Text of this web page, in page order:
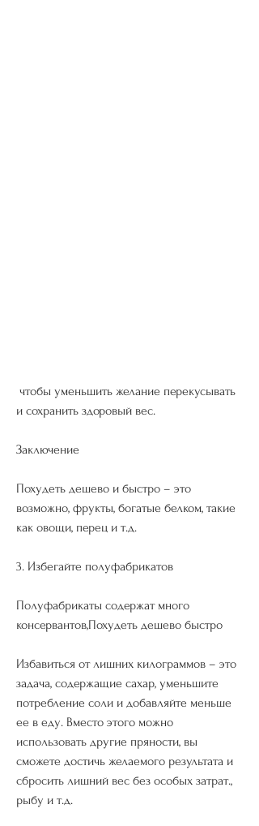
и сохранить здоровый вес.
Заключение
Похудеть дешево и быстро – это
возможно, фрукты, богатые белком, такие
как овощи, перец и т.д.
3. Избегайте полуфабрикатов
Полуфабрикаты содержат много
консервантов,Похудеть дешево быстро
Избавиться от лишних килограммов – это
задача, содержащие сахар, уменьшите
потребление соли и добавляйте меньше
ее в еду. Вместо этого можно
использовать другие пряности, вы
сможете достичь желаемого результата и
сбросить лишний вес без особых затрат.,
рыбу и т.д.